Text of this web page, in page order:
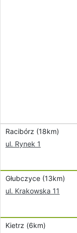
Racibórz (18km)
ul. Rynek 1
Głubczyce (13km)
ul. Krakowska 11
Kietrz (6km)